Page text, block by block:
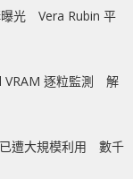
曝光 Vera Rubin 平
VRAM 逐粒監測 解
遭大規模利用 數千